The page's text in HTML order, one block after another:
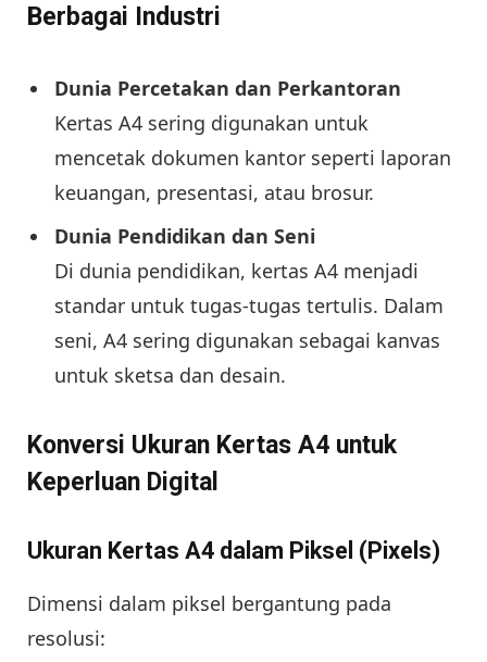
Berbagai Industri
Dunia Percetakan dan Perkantoran
Kertas A4 sering digunakan untuk
mencetak dokumen kantor seperti laporan
keuangan, presentasi, atau brosur.
Dunia Pendidikan dan Seni
Di dunia pendidikan, kertas A4 menjadi
standar untuk tugas-tugas tertulis. Dalam
seni, A4 sering digunakan sebagai kanvas
untuk sketsa dan desain.
Konversi Ukuran Kertas A4 untuk
Keperluan Digital
Ukuran Kertas A4 dalam Piksel (Pixels)
Dimensi dalam piksel bergantung pada
resolusi: